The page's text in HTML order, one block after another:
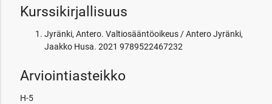
Kurssikirjallisuus
Jyränki, Antero. Valtiosääntöoikeus / Antero Jyränki,
Jaakko Husa. 2021 9789522467232
Arviointiasteikko
H-5